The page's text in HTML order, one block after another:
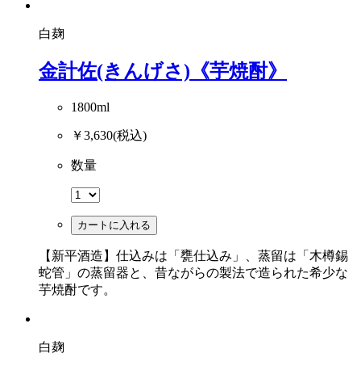
白麹
金計佐(きんげさ)《芋焼酎》
1800ml
￥3,630(税込)
数量
カートに入れる
【新平酒造】仕込みは「甕仕込み」、蒸留は「木樽錫
蛇管」の蒸留器と、昔ながらの製法で造られた希少な
芋焼酎です。
白麹